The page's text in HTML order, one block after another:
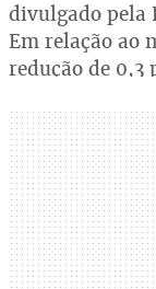
divulgado pela
Em relação ao
redução de 0,3